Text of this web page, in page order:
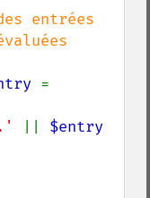
entrées